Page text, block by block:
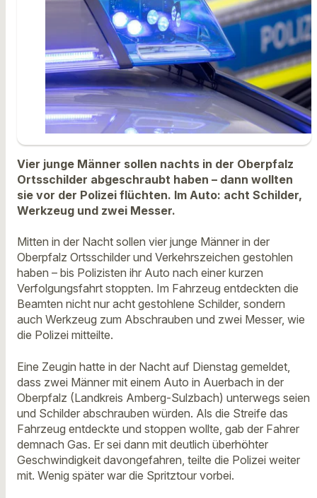
Vier junge Männer sollen nachts in der Oberpfalz
Ortsschilder abgeschraubt haben – dann wollten
sie vor der Polizei flüchten. Im Auto: acht Schilder,
Werkzeug und zwei Messer.
Mitten in der Nacht sollen vier junge Männer in der
Oberpfalz Ortsschilder und Verkehrszeichen gestohlen
haben – bis Polizisten ihr Auto nach einer kurzen
Verfolgungsfahrt stoppten. Im Fahrzeug entdeckten die
Beamten nicht nur acht gestohlene Schilder, sondern
auch Werkzeug zum Abschrauben und zwei Messer, wie
die Polizei mitteilte.
Eine Zeugin hatte in der Nacht auf Dienstag gemeldet,
dass zwei Männer mit einem Auto in Auerbach in der
Oberpfalz (Landkreis Amberg-Sulzbach) unterwegs seien
und Schilder abschrauben würden. Als die Streife das
Fahrzeug entdeckte und stoppen wollte, gab der Fahrer
demnach Gas. Er sei dann mit deutlich überhöhter
Geschwindigkeit davongefahren, teilte die Polizei weiter
mit. Wenig später war die Spritztour vorbei.